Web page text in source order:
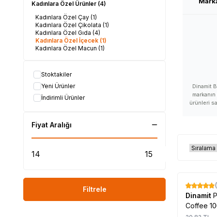
Kadınlara Özel Ürünler (4)
Kadınlara Özel Çay (1)
Kadınlara Özel Çikolata (1)
Kadınlara Özel Gıda (4)
Kadınlara Özel İçecek (1)
Kadınlara Özel Macun (1)
Stoktakiler
Yeni Ürünler
İndirimli Ürünler
Fiyat Aralığı
Filtrele
Dinamit
ürünleri
nasıl
Dinamit
yerleri,
ürünü
%29
Dinamit
Coffee